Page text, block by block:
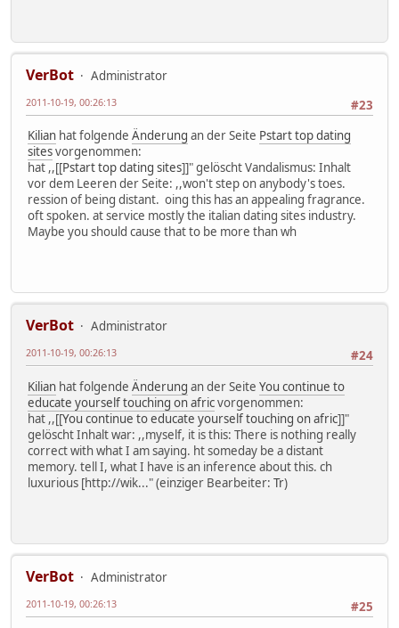
VerBot
Administrator
#23
2011-10-19, 00:26:13
Kilian hat folgende Änderung an der Seite Pstart top dating
sitesvorgenommen:
hat ,,[[Pstart top dating sites]]" gelöscht Vandalismus: Inhalt
vor dem Leeren der Seite: ,,won't step on anybody's toes.
ression of being distant. oing this has an appealing fragrance.
oft spoken. at service mostly the italian dating sites industry.
Maybe you should cause that to be more than wh
VerBot
Administrator
#24
2011-10-19, 00:26:13
Kilian hat folgende Änderung an der Seite You continue to
educate yourself touching on africvorgenommen:
hat ,,[[You continue to educate yourself touching on afric]]"
gelöscht Inhalt war: ,,myself, it is this: There is nothing really
correct with what I am saying. ht someday be a distant
memory. tell I, what I have is an inference about this. ch
luxurious [http://wik..." (einziger Bearbeiter: Tr)
VerBot
Administrator
#25
2011-10-19, 00:26:13